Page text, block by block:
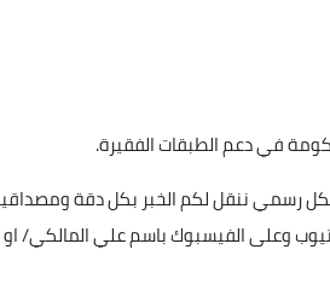
في دعم الطبقات الفقيرة.
رسمي ننقل لكم الخبر بكل دقة
وعلى الفيسبوك باسم علي المالكي/ او